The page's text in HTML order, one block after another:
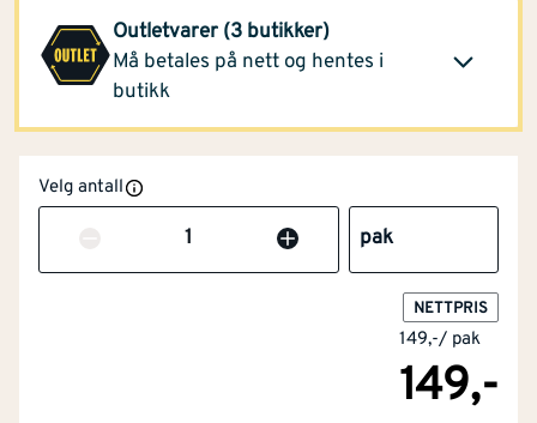
Outletvarer (3 butikker)
Må betales på nett og hentes i
butikk
Optimera Proffsenter
Arendal(1 pak)
Opprinnelig pris 149,-
Klikk og hent
Velg antall
Antall pak
NETTPRIS
149,-/ pak
149,-